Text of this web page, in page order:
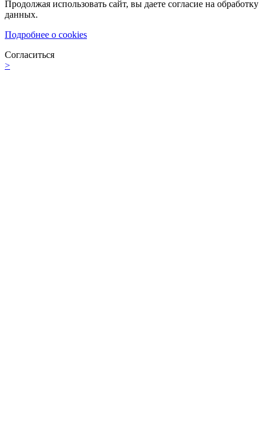
Продолжая использовать сайт, вы даете согласие на обработку
данных.
Подробнее о cookies
Согласиться
>